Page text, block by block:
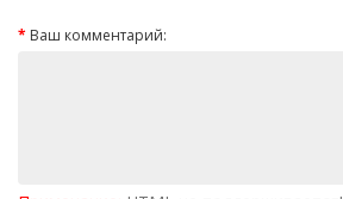
Ваш комментарий: